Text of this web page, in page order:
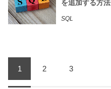
を追加する方法
SQL
1 2 3